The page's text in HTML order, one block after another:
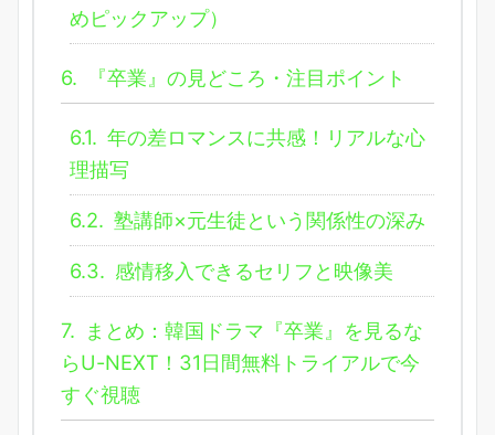
めピックアップ）
6. 『卒業』の見どころ・注目ポイント
6.1. 年の差ロマンスに共感！リアルな心
理描写
6.2. 塾講師×元生徒という関係性の深み
6.3. 感情移入できるセリフと映像美
7.
まとめ：韓国ドラマ『卒業』を見るな
らU-NEXT！31日間無料トライアルで今
すぐ視聴